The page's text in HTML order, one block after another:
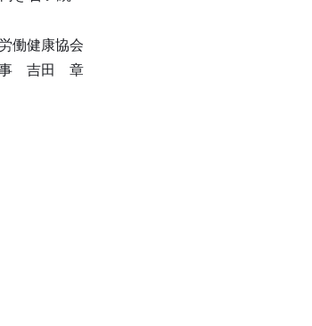
働健康協会
田 章